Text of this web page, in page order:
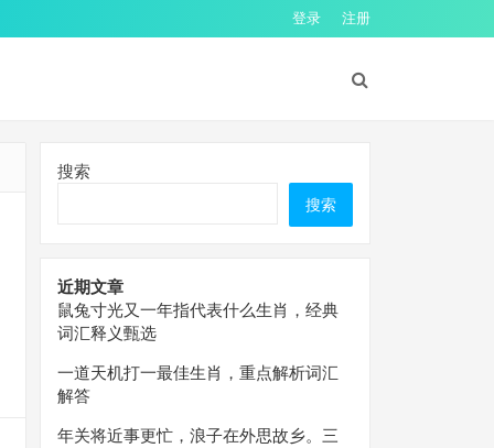
登录 注册
搜索
搜索
近期文章
鼠兔寸光又一年指代表什么生肖，经典
词汇释义甄选
一道天机打一最佳生肖，重点解析词汇
解答
年关将近事更忙，浪子在外思故乡。三